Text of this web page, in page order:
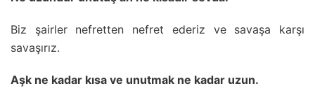
Biz şairler nefretten nefret ederiz ve savaşa karşı
savaşırız.
Aşk ne kadar kısa ve unutmak ne kadar uzun.